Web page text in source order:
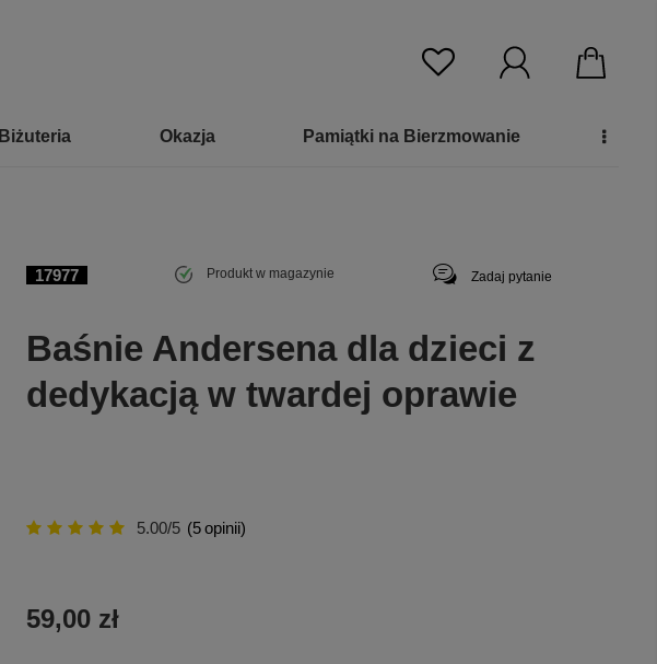
Biżuteria Okazja Pamiątki na Bierzmowanie
17977 Produkt w magazynie Zadaj pytanie
Baśnie Andersena dla dzieci z
dedykacją w twardej oprawie
5.00/5 (5opinii)
59,00 zł